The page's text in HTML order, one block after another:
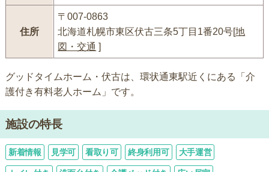
住所
〒007-0863
北海道札幌市東区伏古三条5丁目1番20号[地
図・交通 ]
グッドタイムホーム・伏古は、環状通東駅近くにある「介
護付き有料老人ホーム」です。
施設の特長
新着情報 見学可 看取り可 終身利用可 大手運営